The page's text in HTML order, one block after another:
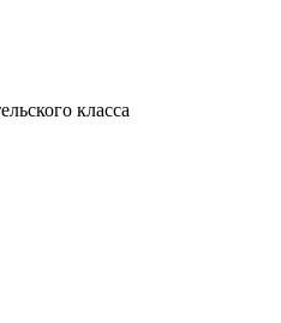
класса